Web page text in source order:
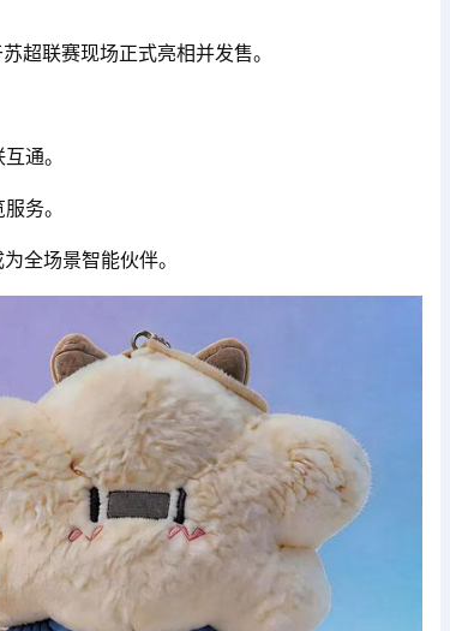
超联赛现场正式亮相并发售。
通。
务。
全场景智能伙伴。